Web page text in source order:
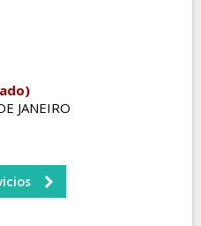
JANEIRO